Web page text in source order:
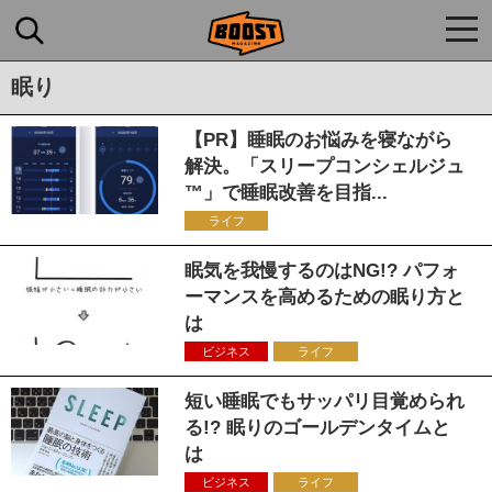
眠り
【PR】睡眠のお悩みを寝ながら
解決。「スリープコンシェルジュ
™」で睡眠改善を目指...
ライフ
眠気を我慢するのはNG!? パフォ
ーマンスを高めるための眠り方と
は
ビジネス ライフ
短い睡眠でもサッパリ目覚められ
る!? 眠りのゴールデンタイムと
は
ビジネス ライフ